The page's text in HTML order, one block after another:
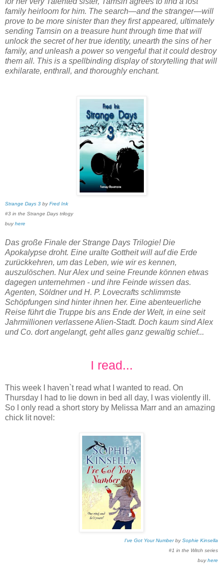
family heirloom for him. The search—and the stranger—will
prove to be more sinister than they first appeared, ultimately
sending Tamsin on a treasure hunt through time that will
unlock the secret of her true identity, unearth the sins of her
family, and unleash a power so vengeful that it could destroy
them all. This is a spellbinding display of storytelling that will
exhilarate, enthrall, and thoroughly enchant.
Strange Days 3 byFred Ink
#3 in the Strange Days trilogy
buyhere
Das große Finale der Strange Days Trilogie! Die
Apokalypse droht. Eine uralte Gottheit will auf die Erde
zurückkehren, um das Leben, wie wir es kennen,
auszulöschen. Nur Alex und seine Freunde können etwas
dagegen unternehmen - und ihre Feinde wissen das.
Agenten, Söldner und H. P. Lovecrafts schlimmste
Schöpfungen sind hinter ihnen her. Eine abenteuerliche
Reise führt die Truppe bis ans Ende der Welt, in eine seit
Jahrmillionen verlassene Alien-Stadt. Doch kaum sind Alex
und Co. dort angelangt, geht alles ganz gewaltig schief...
I read...
This week I haven`t read what I wanted to read. On
Thursday I had to lie down in bed all day, I was violently ill.
So I only read a short story by Melissa Marr and an amazing
chick lit novel:
I've Got Your NumberbySophie Kinsella
#1 in the Witch series
buyhere